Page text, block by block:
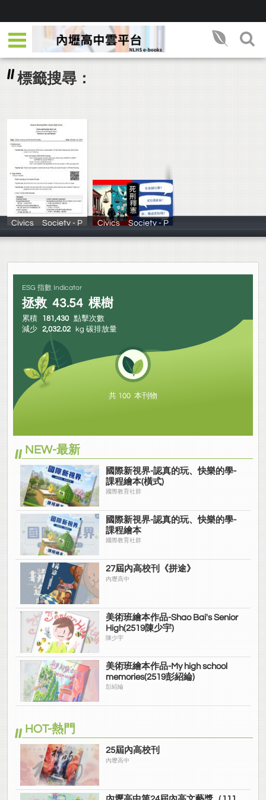
標籤搜尋：
Civics _ Society - P
社會科&外
Civics _ Society - P
社會科&外
ESG 指數 Indicator
拯救 43.54 棵樹
累積 181,430 點擊次數
減少 2,032.02 kg 碳排放量
共 100 本刊物
NEW-最新
國際新視界-認真的玩、快樂的學-
課程繪本(橫式)
國際教育社群
國際新視界-認真的玩、快樂的學-
課程繪本
國際教育社群
27屆內高校刊《拼途》
內壢高中
美術班繪本作品-Shao Bai's Senior
High(2519陳少宇)
陳少宇
美術班繪本作品-My high school
memories(2519彭紹綸)
彭紹綸
HOT-熱門
25屆內高校刊
內壢高中